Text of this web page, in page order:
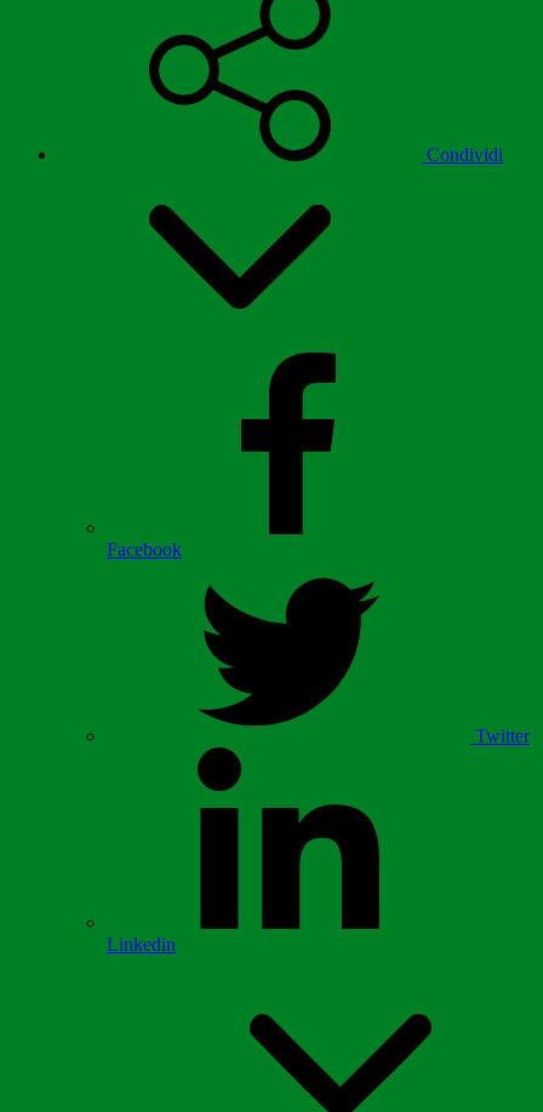
Condividi
Facebook
Twitter
Linkedin